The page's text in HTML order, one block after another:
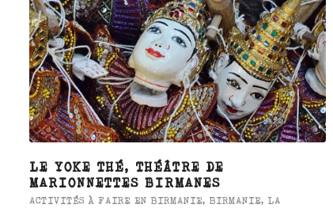
LE YOKE THÉ, THÉÂTRE DE
MARIONNETTES BIRMANES
ACTIVITÉS À FAIRE EN BIRMANIE,BIRMANIE,LA